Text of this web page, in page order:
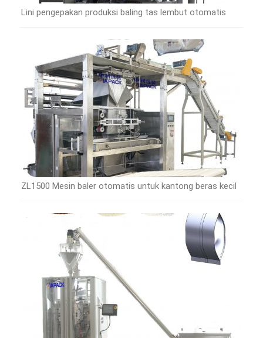
Lini pengepakan produksi baling tas lembut otomatis
ZL1500 Mesin baler otomatis untuk kantong beras kecil